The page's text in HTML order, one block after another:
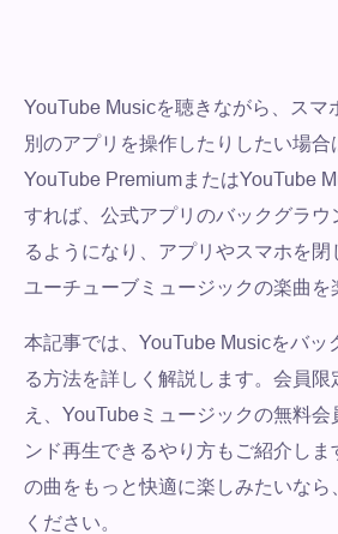
YouTube Musicを聴きながら、スマ
別のアプリを操作したりしたい場合
YouTube PremiumまたはYouTube
すれば、公式アプリのバックグラウ
るようになり、アプリやスマホを
ユーチューブミュージックの楽曲を
本記事では、YouTube Musicをバッ
る方法を詳しく解説します。会員限
え、YouTubeミュージックの無料
ンド再生できるやり方もご紹介し
の曲をもっと快適に楽しみたいなら
ください。